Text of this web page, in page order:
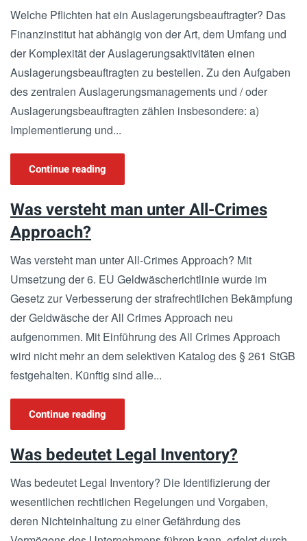
Welche Pflichten hat ein Auslagerungsbeauftragter? Das
Finanzinstitut hat abhängig von der Art, dem Umfang und
der Komplexität der Auslagerungsaktivitäten einen
Auslagerungsbeauftragten zu bestellen. Zu den Aufgaben
des zentralen Auslagerungsmanagements und / oder
Auslagerungsbeauftragten zählen insbesondere: a)
Implementierung und...
Continue reading
Was versteht man unter All-Crimes
Approach?
Was versteht man unter All-Crimes Approach? Mit
Umsetzung der 6. EU Geldwäscherichtlinie wurde im
Gesetz zur Verbesserung der strafrechtlichen Bekämpfung
der Geldwäsche der All Crimes Approach neu
aufgenommen. Mit Einführung des All Crimes Approach
wird nicht mehr an dem selektiven Katalog des § 261 StGB
festgehalten. Künftig sind alle...
Continue reading
Was bedeutet Legal Inventory?
Was bedeutet Legal Inventory? Die Identifizierung der
wesentlichen rechtlichen Regelungen und Vorgaben,
deren Nichteinhaltung zu einer Gefährdung des